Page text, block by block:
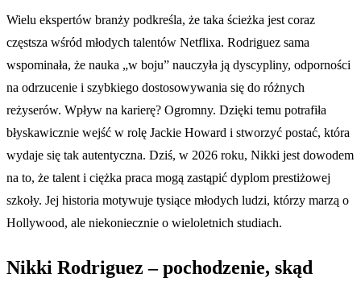
Wielu ekspertów branży podkreśla, że taka ścieżka jest coraz
częstsza wśród młodych talentów Netflixa. Rodriguez sama
wspominała, że nauka „w boju” nauczyła ją dyscypliny, odporności
na odrzucenie i szybkiego dostosowywania się do różnych
reżyserów. Wpływ na karierę? Ogromny. Dzięki temu potrafiła
błyskawicznie wejść w rolę Jackie Howard i stworzyć postać, która
wydaje się tak autentyczna. Dziś, w 2026 roku, Nikki jest dowodem
na to, że talent i ciężka praca mogą zastąpić dyplom prestiżowej
szkoły. Jej historia motywuje tysiące młodych ludzi, którzy marzą o
Hollywood, ale niekoniecznie o wieloletnich studiach.
Nikki Rodriguez – pochodzenie, skąd